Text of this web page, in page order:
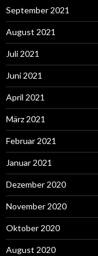
September 2021
August 2021
Juli 2021
Juni 2021
April 2021
März 2021
Februar 2021
Januar 2021
Dezember 2020
November 2020
Oktober 2020
August 2020